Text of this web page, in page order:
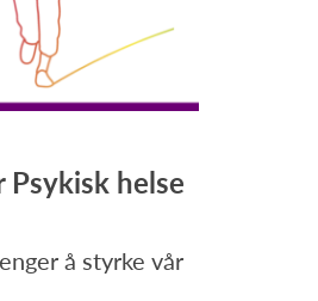
helse
å styrke vår